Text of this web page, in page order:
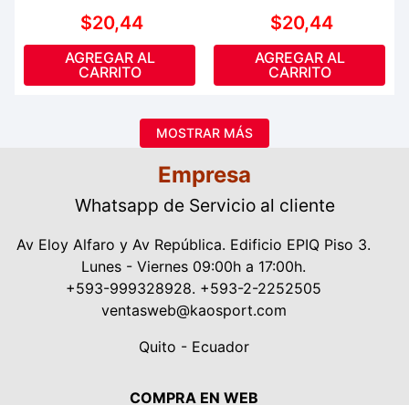
$20,44
AGREGAR AL
CARRITO
$20,44
AGREGAR AL
CARRITO
MOSTRAR MÁS
Empresa
Whatsapp de Servicio al cliente
Av Eloy Alfaro y Av República. Edificio EPIQ Piso 3.
Lunes - Viernes 09:00h a 17:00h.
+593-999328928. +593-2-2252505
ventasweb@kaosport.com
Quito - Ecuador
COMPRA EN WEB